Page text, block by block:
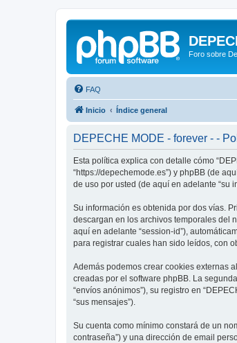
Foro sobre
FAQ
Inicio Índice general
DEPECHE MODE - forever - -
Esta política explica con detalle cómo
“https://depechemode.es”) y phpBB (de
de uso por usted (de aquí en adelante “su
Su información es obtenida por dos vías.
descargan en los archivos temporales del
aquí en adelante “session-id”),
para registrar cuales han sido leídos, con
Además podemos crear cookies externas
creadas por el software phpBB. La
“envíos anónimos”), su registro en
“sus mensajes”).
Su cuenta como mínimo constará de un
contraseña”) y una dirección de email